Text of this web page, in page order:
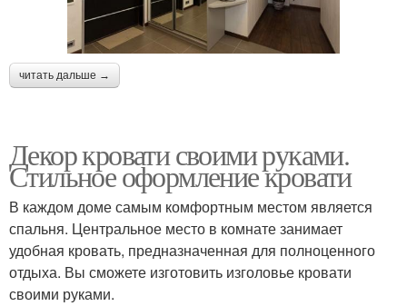
читать дальше →
Декор кровати своими руками.
Стильное оформление кровати
В каждом доме самым комфортным местом является
спальня. Центральное место в комнате занимает
удобная кровать, предназначенная для полноценного
отдыха. Вы сможете изготовить изголовье кровати
своими руками.